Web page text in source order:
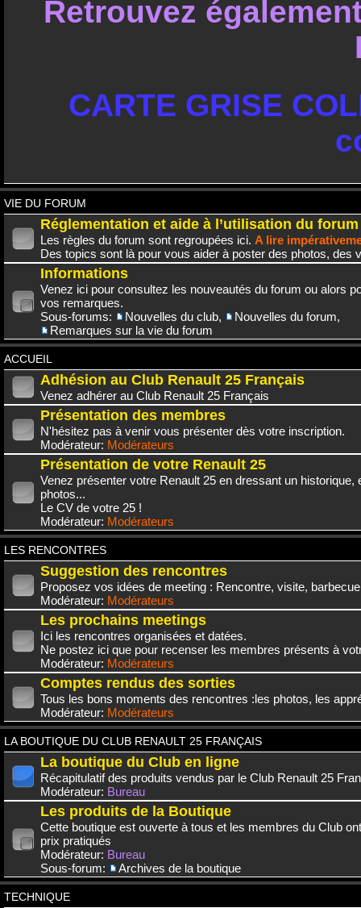
Retrouvez
CARTE GRISE
VIE DU FORUM
Réglementation et aide à l’utilisation du forum
Les règles du forum sont regroupées ici. A lire
Des topics sont là pour vous aider à poster des photos, des
Informations
Venez ici pour consultez les nouveautés du forum ou alors
vos remarques.
Sous-forums:
Nouvelles du club, Nouvelles du forum,
Remarques sur la vie du forum
ACCUEIL
Adhésion au Club Renault 25 Français
Venez adhérer au Club Renault 25 Français
Présentation des membres
N'hésitez pas à venir vous présenter dès votre inscription.
Modérateur: Modérateurs
Présentation de votre Renault 25
Venez présenter votre Renault 25 en dressant un historique,
photos...
Le CV de votre 25 !
Modérateur: Modérateurs
LES RENCONTRES
Suggestion des rencontres
Proposez vos idées de meeting : Rencontre, visite,
Modérateur: Modérateurs
Les prochains meetings
Ici les rencontres organisées et datées.
Ne postez ici que pour recenser les membres présents à
Modérateur: Modérateurs
Comptes rendus des sorties
Tous les bons moments des rencontres :les photos, les
Modérateur: Modérateurs
LA BOUTIQUE DU CLUB RENAULT 25 FRANÇAIS
La boutique du Club en ligne
Récapitulatif des produits vendus par le Club Renault 25
Modérateur: Bureau
Les produits de la Boutique
Cette boutique est ouverte à tous et les membres du Club
prix pratiqués
Modérateur: Bureau
Sous-forum:
Archives de la boutique
TECHNIQUE